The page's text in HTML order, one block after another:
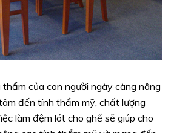
thẩm của con người ngày càng nâng
đến tính thẩm mỹ, chất lượng
làm đệm lót cho ghế sẽ giúp cho